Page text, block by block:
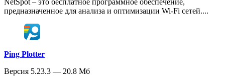
предназначенное для анализа и оптимизации Wi-Fi сетей....
Ping Plotter
Версия 5.23.3 — 20.8 Мб